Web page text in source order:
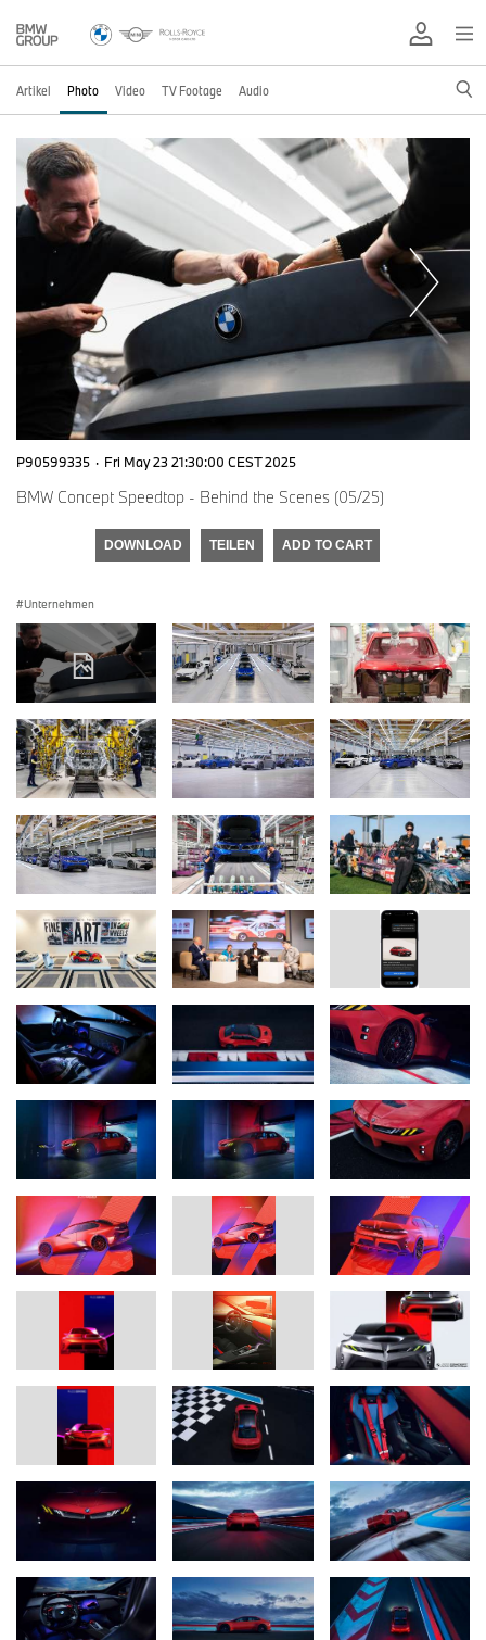
Artikel Photo Video TV Footage Audio
P90599335 · Fri May 23 21:30:00 CEST 2025
BMW Concept Speedtop - Behind the Scenes (05/25)
DOWNLOAD TEILEN ADD TO CART
Unternehmen